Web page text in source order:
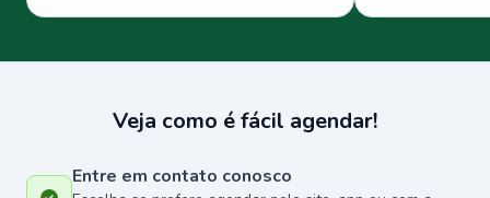
Veja como é fácil agendar!
Entre em contato conosco